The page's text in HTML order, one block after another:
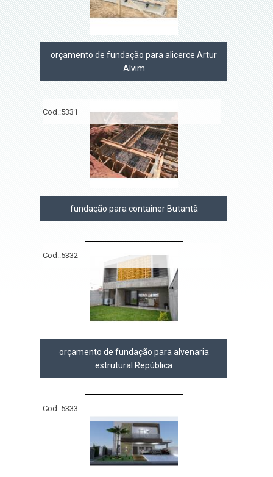
orçamento de fundação para alicerce Artur
Alvim
Cod.:5331
fundação para container Butantã
Cod.:5332
orçamento de fundação para alvenaria
estrutural República
Cod.:5333